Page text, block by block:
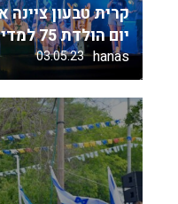
קרית טבעון ציינה
יום הולדת 75 למדינת ישראל
hanas
03.05.23